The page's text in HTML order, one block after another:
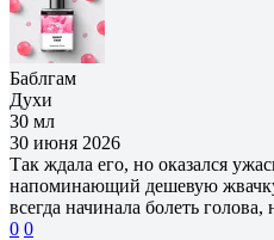
Баблгам
Духи
30 мл
30 июня 2026
Так ждала его, но оказался
напоминающий дешевую
всегда начинала болеть
0 0